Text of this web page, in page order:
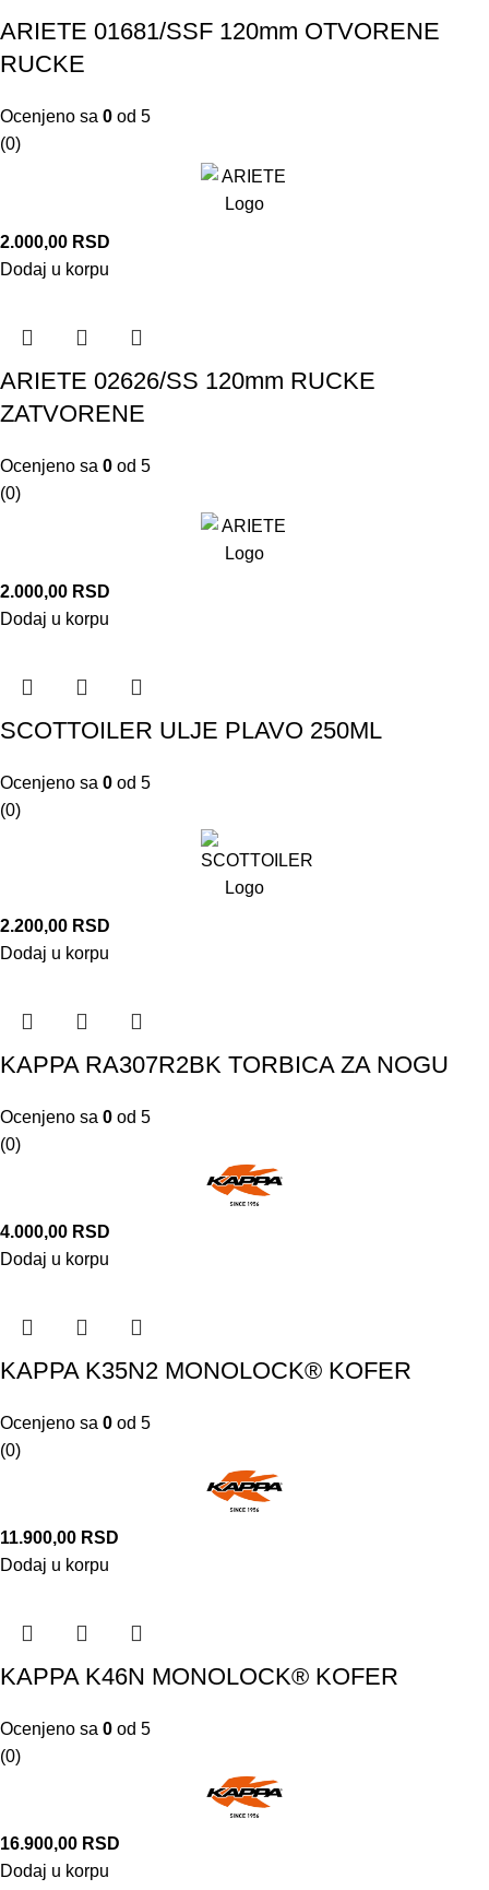
ARIETE 01681/SSF 120mm OTVORENE
RUCKE
Ocenjeno sa 0 od 5
(0)
2.000,00 RSD
Dodaj u korpu
ARIETE 02626/SS 120mm RUCKE
ZATVORENE
Ocenjeno sa 0 od 5
(0)
2.000,00 RSD
Dodaj u korpu
SCOTTOILER ULJE PLAVO 250ML
Ocenjeno sa 0 od 5
(0)
2.200,00 RSD
Dodaj u korpu
KAPPA RA307R2BK TORBICA ZA NOGU
Ocenjeno sa 0 od 5
(0)
4.000,00 RSD
Dodaj u korpu
KAPPA K35N2 MONOLOCK® KOFER
Ocenjeno sa 0 od 5
(0)
11.900,00 RSD
Dodaj u korpu
KAPPA K46N MONOLOCK® KOFER
Ocenjeno sa 0 od 5
(0)
16.900,00 RSD
Dodaj u korpu